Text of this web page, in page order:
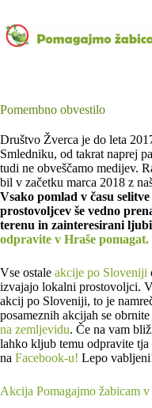
content
Pomembno obvestilo
Društvo Žverca je do leta
Smledniku, od takrat naprej
tudi ne obveščamo medijev.
bil v začetku marca 2018 z
Vsako pomlad v času
prostovoljcev še vedno
terenu in zainteresirani
odpravite v Hraše pomagat.
Vse ostale akcije po Sloveniji
izvajajo lokalni prostovoljci.
akcij po Sloveniji, to je
posameznih akcijah se
na zemljevidu. Če na vam
lahko kljub temu odpravite
na Facebook-u! Lepo
Akcija Pomagajmo žabicam